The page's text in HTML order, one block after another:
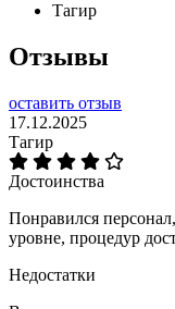
Тагир
Отзывы
оставить отзыв
17.12.2025
Тагир
Достоинства
Понравился
уровне, процедур
Недостатки